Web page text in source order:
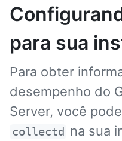
para sua
Para obter
desempenho do
Server, você
collectd
na sua